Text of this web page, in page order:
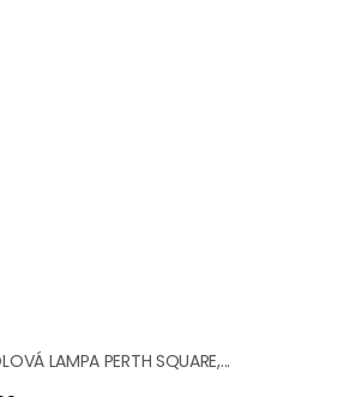
LAMPA PERTH SQUARE,...